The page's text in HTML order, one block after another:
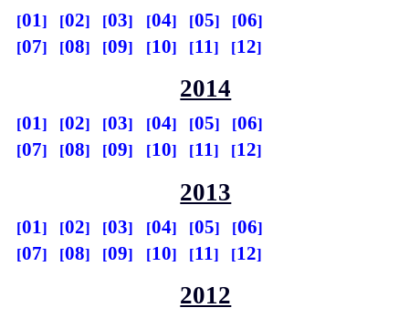
01 02 03 04 05
06
07
08 09 10 11 12
2014
01 02 03 04 05
06
07
08 09 10 11 12
2013
01 02 03 04 05
06
07
08 09 10 11 12
2012